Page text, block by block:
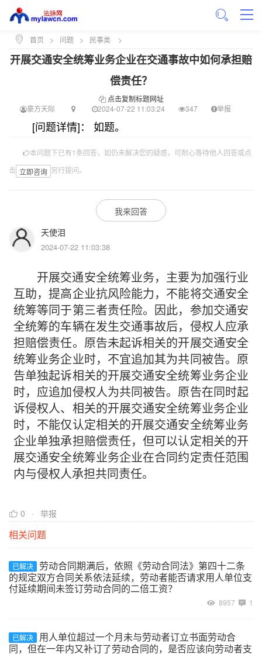
首页 > 问题 > 民事类 >
开展交通安全统筹业务企业在交通事故中如何承担赔
偿责任？
点击复制标题网址
豪方天际
2024-07-22 11:03:24 347 举报
[问题详情]： 如题。
本问题下已有1条回答，如仍未解决您的疑惑，可耐心等待他人回答或点
击 立即咨询 另行提问。
我来回答
天使泪
2024-07-22 11:03:38
开展交通安全统筹业务，主要为加强行业
互助，提高企业抗风险能力，不能将交通安全
统筹等同于第三者责任险。因此，参加交通安
全统筹的车辆在发生交通事故后，侵权人应承
担赔偿责任。原告未起诉相关的开展交通安全
统筹业务企业时，不宜追加其为共同被告。原
告单独起诉相关的开展交通安全统筹业务企业
时，应追加侵权人为共同被告。原告在同时起
诉侵权人、相关的开展交通安全统筹业务企业
时，不能仅认定相关的开展交通安全统筹业务
企业单独承担赔偿责任，但可以认定相关的开
展交通安全统筹业务企业在合同约定责任范围
内与侵权人承担共同责任。
0 举报
相关问题
已解决
劳动合同期满后，依照《劳动合同法》第四十二条
的规定双方合同关系依法延续，劳动者能否请求用人单位支
付延续期间未签订劳动合同的二倍工资？
8957 1
已解决
用人单位超过一个月未与劳动者订立书面劳动合
同，但在一年内又补订了劳动合同的，是否应该向劳动者支